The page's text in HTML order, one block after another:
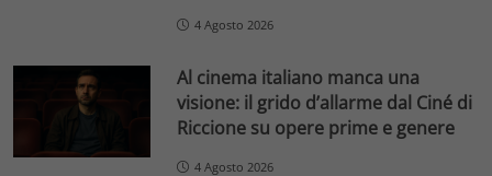
4 Agosto 2026
Al cinema italiano manca una
visione: il grido d’allarme dal Ciné di
Riccione su opere prime e genere
4 Agosto 2026